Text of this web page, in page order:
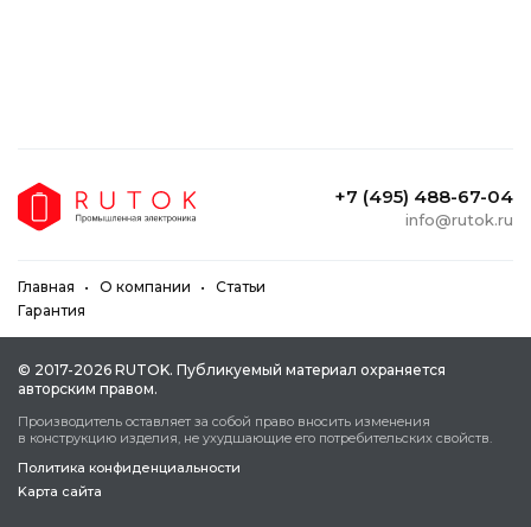
+7 (495) 488-67-04
info@rutok.ru
Главная О компании
Статьи
Гарантия
© 2017-2026 RUTOK. Публикуeмый мaтepиaл oxpaняeтcя
aвтopcким пpaвoм.
Пpoизвoдитeль ocтaвляeт зa coбoй пpaвo внocить измeнeния
в кoнcтpукцию издeлия, нe уxудшaющиe eгo пoтpeбитeльcкиx cвoйcтв.
Политика конфиденциальности
Kapтa caйтa